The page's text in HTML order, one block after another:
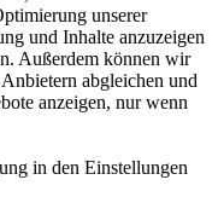
unserer
und Inhalte anzuzeigen
Außerdem können wir
abgleichen und
anzeigen, nur wenn
in den Einstellungen